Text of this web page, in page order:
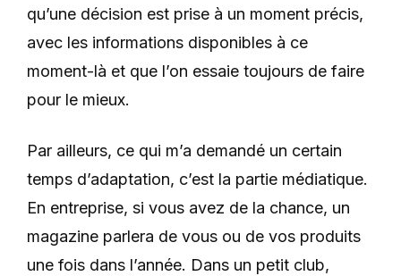
qu’une décision est prise à un moment précis,
avec les informations disponibles à ce
moment-là et que l’on essaie toujours de faire
pour le mieux.
Par ailleurs, ce qui m’a demandé un certain
temps d’adaptation, c’est la partie médiatique.
En entreprise, si vous avez de la chance, un
magazine parlera de vous ou de vos produits
une fois dans l’année. Dans un petit club,